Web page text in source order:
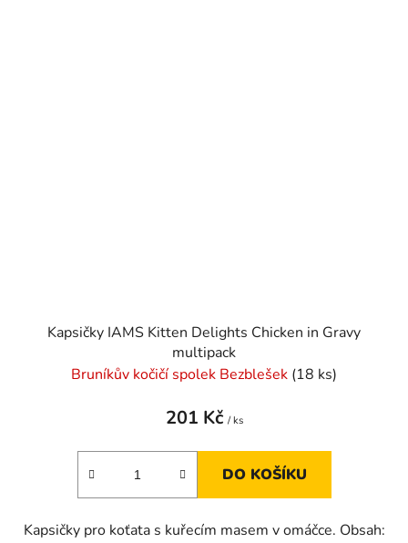
Kapsičky IAMS Kitten Delights Chicken in Gravy
multipack
Bruníkův kočičí spolek Bezblešek (18 ks)
201 Kč / ks
DO KOŠÍKU
Kapsičky pro koťata s kuřecím masem v omáčce. Obsah: